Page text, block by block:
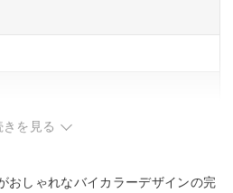
きを見る
おしゃれなバイカラーデザインの完